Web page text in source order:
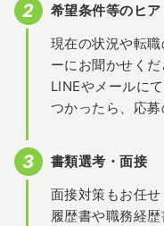
希望条件等のヒ
現在の状況や転
ーにお聞かせくだ
LINEやメールに
つかったら、応募
書類選考・面接
面接対策もお任せ
履歴書や職務経